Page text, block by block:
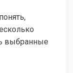
выбранные